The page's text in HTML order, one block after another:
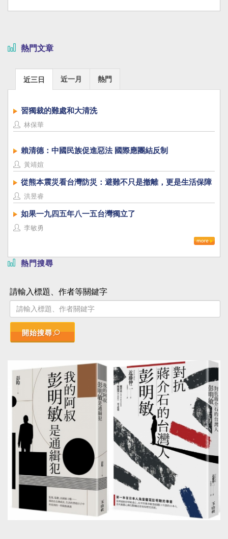
熱門文章
近三日 近一月 熱門
習獨裁的難處和大清洗
林保華
賴清德：中國民族促進惡法 國際應團結反制
黃靖媗
從熊本震災看台灣防災：避難不只是撤離，更是生活保障
洪昱睿
如果一九四五年八一五台灣獨立了
李敏勇
熱門搜尋
請輸入標題、作者等關鍵字
開始搜尋